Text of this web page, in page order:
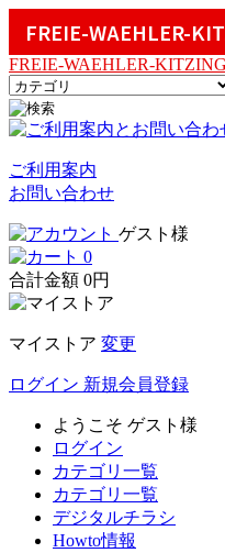
FREIE-WAEHLER-
FREIE-WAEHLER-
ご利用案内
お問い合わせ
ゲスト様
0
合計金額 0円
マイストア 変更
ログイン 新規会員登録
ようこそ ゲスト様
ログイン
カテゴリ一覧
カテゴリ一覧
デジタルチラシ
Howto情報